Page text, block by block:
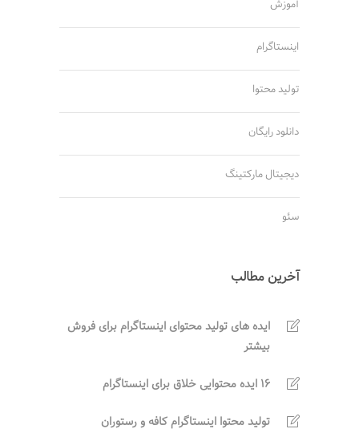
آموزش
اینستاگرام
تولید محتوا
دانلود رایگان
دیجیتال مارکتینگ
سئو
آخرین مطالب
ایده های تولید محتوای اینستاگرام برای فروش
بیشتر
16 ایده محتوایی خلاق برای اینستاگرام
تولید محتوا اینستاگرام کافه و رستوران